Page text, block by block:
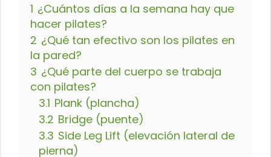
1 ¿Cuántos días a la semana hay que
hacer pilates?
2 ¿Qué tan efectivo son los pilates en
la pared?
3 ¿Qué parte del cuerpo se trabaja
con pilates?
3.1 Plank (plancha)
3.2 Bridge (puente)
3.3 Side Leg Lift (elevación lateral de
pierna)